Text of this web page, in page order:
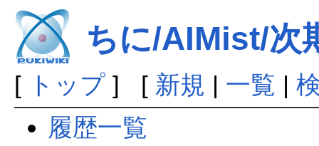
ちに/AIMist/次
[ トップ] [ 新規 | 一覧 |
履歴一覧